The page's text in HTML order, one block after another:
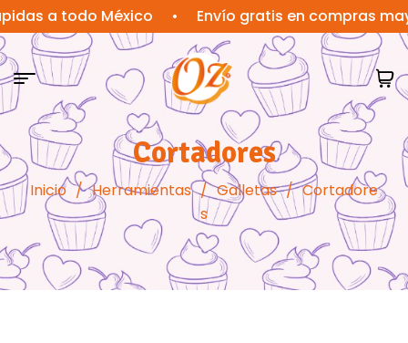
todo México • Envío gratis en compras mayores
Cortadores
Inicio / Herramientas / Galletas / Cortadore
s